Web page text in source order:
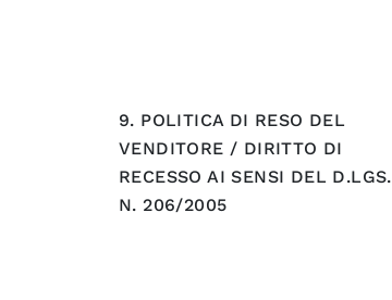
9. POLITICA DI RESO DEL
VENDITORE / DIRITTO DI
RECESSO AI SENSI DEL D.LGS.
N. 206/2005